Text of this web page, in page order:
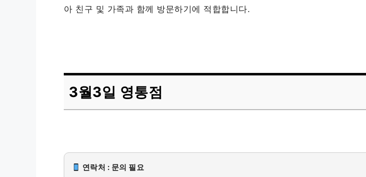
아 친구 및 가족과 함께 방문하기에 적합합니다.
3월3일 영통점
연락처 : 문의 필요